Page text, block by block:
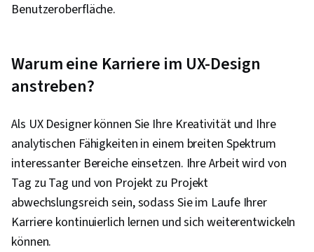
Benutzeroberfläche.
Warum eine Karriere im UX-Design
anstreben?
Als UX Designer können Sie Ihre Kreativität und Ihre
analytischen Fähigkeiten in einem breiten Spektrum
interessanter Bereiche einsetzen. Ihre Arbeit wird von
Tag zu Tag und von Projekt zu Projekt
abwechslungsreich sein, sodass Sie im Laufe Ihrer
Karriere kontinuierlich lernen und sich weiterentwickeln
können.